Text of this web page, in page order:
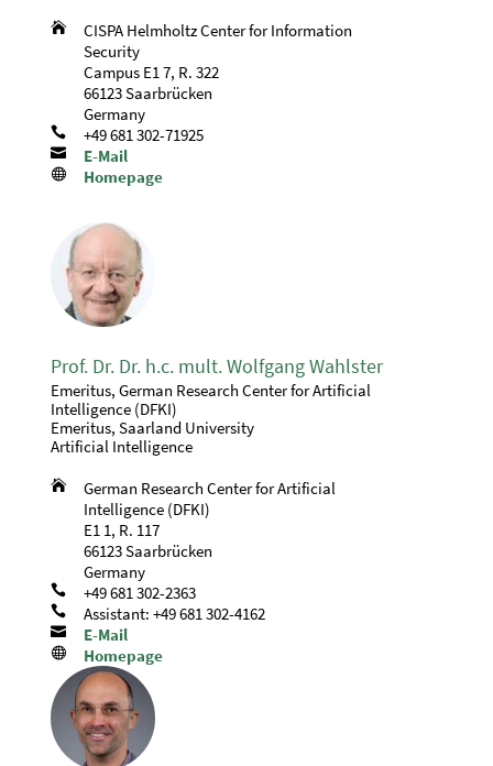

CISPA Helmholtz Center for Information
Security
Campus E1 7, R. 322
66123 Saarbrücken
Germany
 +49 681 302-71925
 E-Mail
 Homepage
Prof. Dr. Dr. h.c. mult. Wolfgang Wahlster
Emeritus, German Research Center for Artificial
Intelligence (DFKI)
Emeritus, Saarland University
Artificial Intelligence

German Research Center for Artificial
Intelligence (DFKI)
E1 1, R. 117
66123 Saarbrücken
Germany
 +49 681 302-2363
 Assistant: +49 681 302-4162
 E-Mail
 Homepage